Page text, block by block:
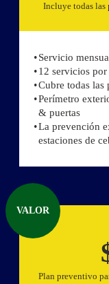
Incluye todas las
Servicio
12 servicios por
Cubre todas las
Perímetro
& puertas
La prevención
estaciones de
VALOR
Plan preventivo